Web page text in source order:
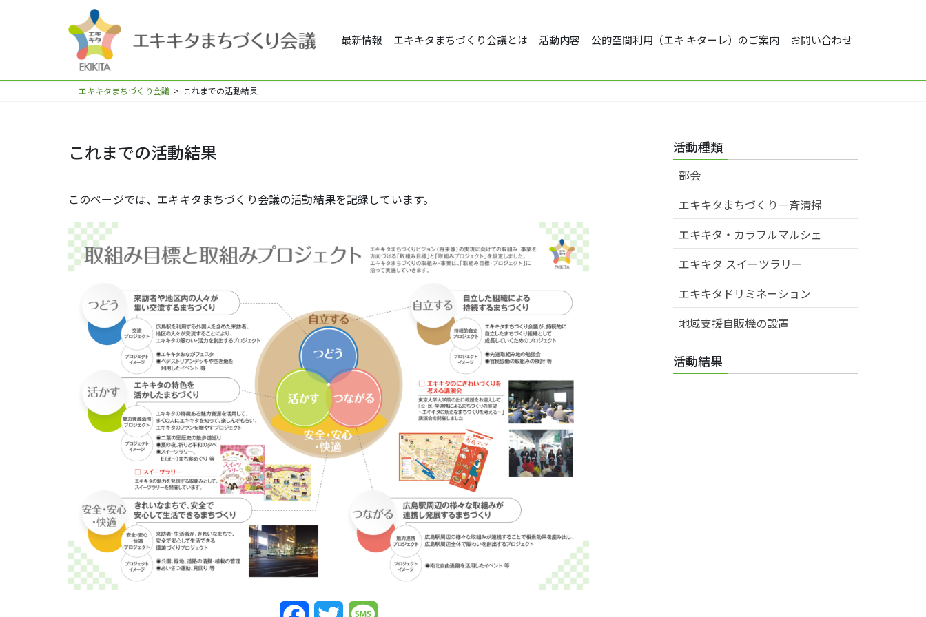
最新情報 エキキタまちづくり会議とは 活動内容 公的空間利用（エキ キターレ）のご案内 お問い合わせ
エキキタまちづくり会議 > これまでの活動結果
これまでの活動結果
このページでは、エキキタまちづくり会議の活動結果を記録しています。
活動種類
部会
エキキタまちづくり一斉清掃
エキキタ・カラフルマルシェ
エキキタ スイーツラリー
エキキタドリミネーション
地域支援自販機の設置
活動結果